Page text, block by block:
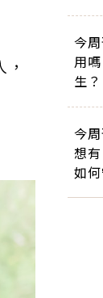
今
用
生？
今
想
如